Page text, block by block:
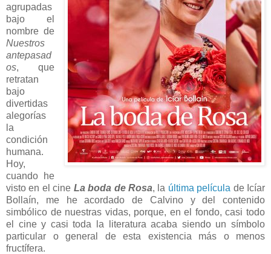
agrupadas
bajo el
nombre de
Nuestros
antepasad
os, que
retratan
bajo
divertidas
alegorías
la
condición
humana.
Hoy,
cuando he
visto en el cine La boda de Rosa, la última película de Icíar
Bollaín, me he acordado de Calvino y del contenido
simbólico de nuestras vidas, porque, en el fondo, casi todo
el cine y casi toda la literatura acaba siendo un símbolo
particular o general de esta existencia más o menos
fructífera.